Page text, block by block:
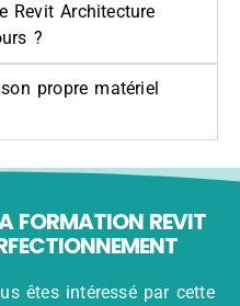
Revit Architecture
?
propre matériel
FORMATION REVIT
êtes intéressé par cette